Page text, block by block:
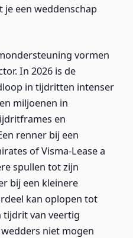
je een weddenschap
vormen
In 2026 is de
in tijdritten intenser
miljoenen in
en
renner bij een
of Visma-Lease a
spullen tot zijn
bij een kleinere
kan oplopen tot
tijdrit van veertig
niet mogen